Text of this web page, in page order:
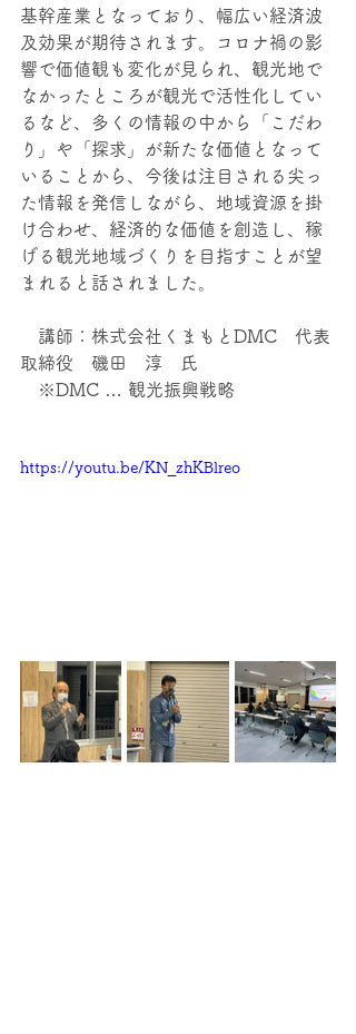
基幹産業となっており、幅広い経済波
及効果が期待されます。コロナ禍の影
響で価値観も変化が見られ、観光地で
なかったところが観光で活性化してい
るなど、多くの情報の中から「こだわ
り」や「探求」が新たな価値となって
いることから、今後は注目される尖っ
た情報を発信しながら、地域資源を掛
け合わせ、経済的な価値を創造し、稼
げる観光地域づくりを目指すことが望
まれると話されました。
講師：株式会社くまもとDMC　代表
取締役　磯田　淳　氏
※DMC … 観光振興戦略
https://youtu.be/KN_zhKBlreo